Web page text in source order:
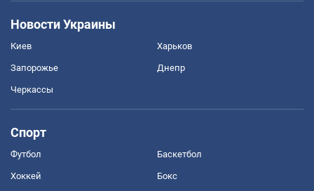
Новости Украины
Киев Харьков
Запорожье Днепр
Черкассы
Спорт
Футбол Баскетбол
Хоккей Бокс